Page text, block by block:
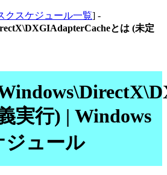
クスケジュール一覧] -
とは (未定
実行) | Windows
ジュール